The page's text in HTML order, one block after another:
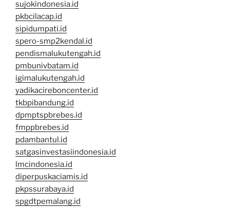
sujokindonesia.id
pkbcilacap.id
sipidumpati.id
spero-smp2kendal.id
pendismalukutengah.id
pmbunivbatam.id
igimalukutengah.id
yadikacireboncenter.id
tkbpibandung.id
dpmptspbrebes.id
fmppbrebes.id
pdambantul.id
satgasinvestasiindonesia.id
lmcindonesia.id
diperpuskaciamis.id
pkpssurabaya.id
spgdtpemalang.id